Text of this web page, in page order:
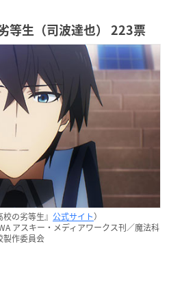
等生（司波達也） 223票
の劣等生』 公式サイト）
アスキー・メディアワークス刊／魔法科
製作委員会